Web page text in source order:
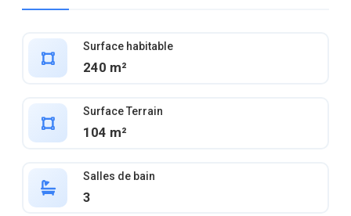
Surface habitable
240 m²
Surface Terrain
104 m²
Salles de bain
3